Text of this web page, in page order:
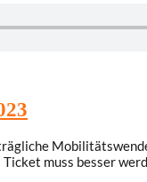
Ticket muss besser